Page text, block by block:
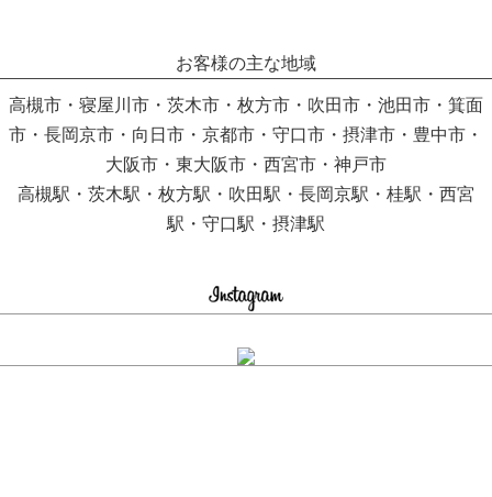
お客様の主な地域
高槻市・寝屋川市・茨木市・枚方市・吹田市・池田市・箕面
市・長岡京市・向日市・京都市・守口市・摂津市・豊中市・
大阪市・東大阪市・西宮市・神戸市
高槻駅・茨木駅・枚方駅・吹田駅・長岡京駅・桂駅・西宮
駅・守口駅・摂津駅